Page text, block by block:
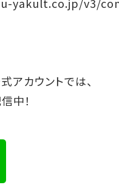
アカウントでは、
中！